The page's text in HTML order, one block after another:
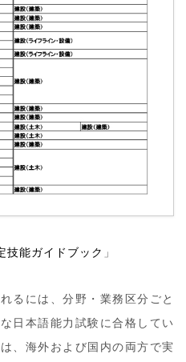
技能ガイドブック 」
るには、分野・業務区分ごと
日本語能力試験に合格してい
、海外および国内の両方で実